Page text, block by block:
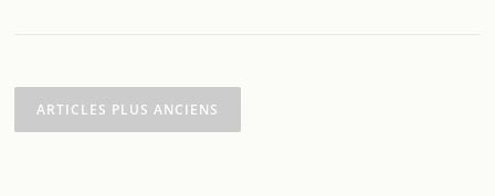
des
articles
ARTICLES PLUS ANCIENS